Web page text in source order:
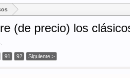
(de precio) los
91 92 Siguiente >